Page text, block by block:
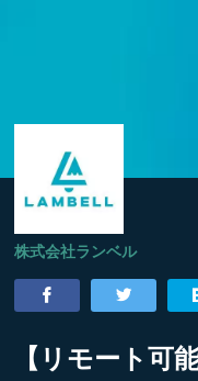
株式会社ランベル
【リモート可